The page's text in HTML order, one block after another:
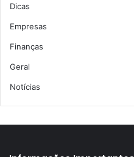
Dicas
Empresas
Finanças
Geral
Notícias